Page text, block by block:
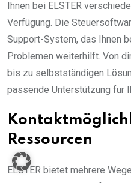
Ihnen bei ELSTER
Verfügung. Die
Support-System, das Ihnen
Problemen weiterhilft. Von
bis zu selbstständigen
passende Unterstützung für
Ressourcen
ELSTER bietet mehrere